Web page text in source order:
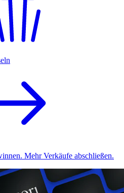
Mehr Verkäufe abschließen.